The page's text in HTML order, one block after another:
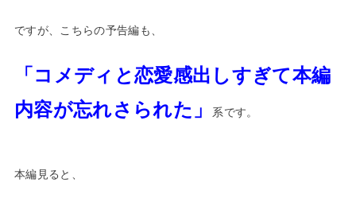
ですが、こちらの予告編も、
「コメディと恋愛感出しすぎて本編
内容が忘れさられた」
系です。
本編見ると、